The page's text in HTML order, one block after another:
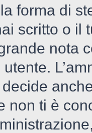
forma di
scritto o il
nota
non ti è